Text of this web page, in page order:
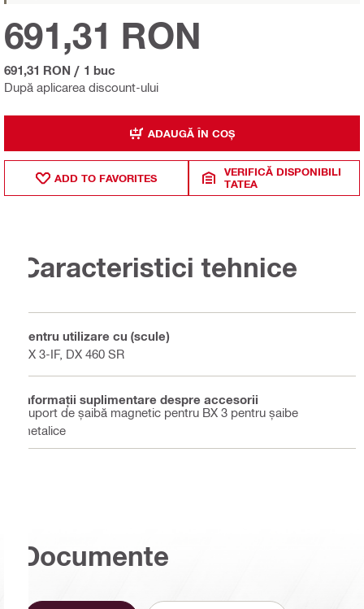
După aplicarea discount-ului
691,31 RON
691,31 RON / 1 buc
ADAUGĂ ÎN COȘ
ADD TO FAVORITES
VERIFICĂ DISPONIBILI
TATEA
Caracteristici tehnice
Pentru utilizare cu (scule)
BX 3-IF, DX 460 SR
Informaţii suplimentare despre accesorii
Suport de șaibă magnetic pentru BX 3 pentru șaibe
metalice
Documente